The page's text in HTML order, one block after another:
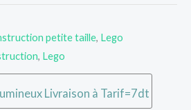
petite taille, Lego
, Lego
Livraison à Tarif=7dt